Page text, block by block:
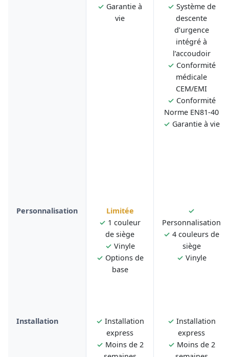
✓ Garantie à
vie
✓ Système de
descente
d’urgence
intégré à
l’accoudoir
✓ Conformité
médicale
CEM/EMI
✓ Conformité
Norme EN81-40
✓ Garantie à vie
Personnalisation
Limitée
✓ 1 couleur
de siège
✓ Vinyle
✓ Options de
base
✓
Personnalisation
✓ 4 couleurs de
siège
✓ Vinyle
Installation ✓ Installation
express
✓ Moins de 2
✓ Installation
express
✓ Moins de 2